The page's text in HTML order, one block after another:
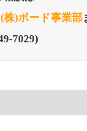
)ボード事業部
7029)